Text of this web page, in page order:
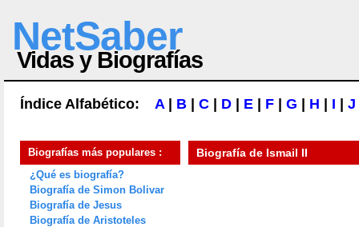
NetSaber
Vidas y Biografías
Índice Alfabético: A| B C D E F G H I J
Biografías más populares :
¿Qué es biografía?
Biografía de Simon Bolivar
Biografía de Jesus
Biografía de Aristoteles
Biografía de Ismail II